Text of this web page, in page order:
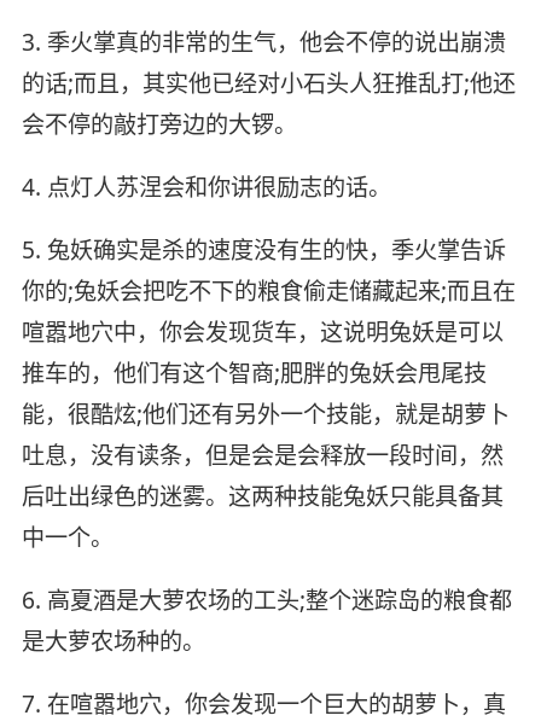
3. 季火掌真的非常的生气，他会不停的说出崩溃
的话;而且，其实他已经对小石头人狂推乱打;他还
会不停的敲打旁边的大锣。
4. 点灯人苏涅会和你讲很励志的话。
5. 兔妖确实是杀的速度没有生的快，季火掌告诉
你的;兔妖会把吃不下的粮食偷走储藏起来;而且在
喧嚣地穴中，你会发现货车，这说明兔妖是可以
推车的，他们有这个智商;肥胖的兔妖会甩尾技
能，很酷炫;他们还有另外一个技能，就是胡萝卜
吐息，没有读条，但是会是会释放一段时间，然
后吐出绿色的迷雾。这两种技能兔妖只能具备其
中一个。
6. 高夏酒是大萝农场的工头;整个迷踪岛的粮食都
是大萝农场种的。
7. 在喧嚣地穴，你会发现一个巨大的胡萝卜，真